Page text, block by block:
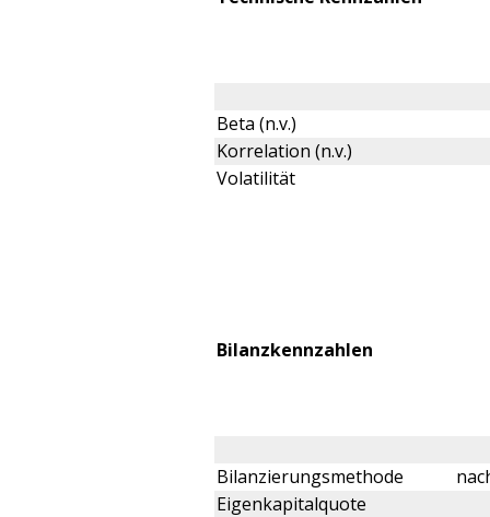
Beta (n.v.)
Korrelation (n.v.)
Volatilität
Bilanzkennzahlen
Bilanzierungsmethode
Eigenkapitalquote